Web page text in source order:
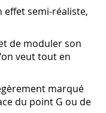
effet semi-réaliste,
de moduler son
veut tout en
marqué
du point G ou de